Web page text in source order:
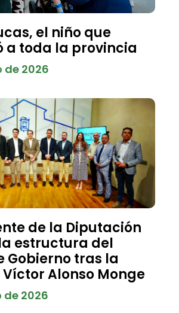
el niño que
a toda la provincia
de 2026
de la Diputación
estructura del
Gobierno tras la
Alonso Monge
de 2026